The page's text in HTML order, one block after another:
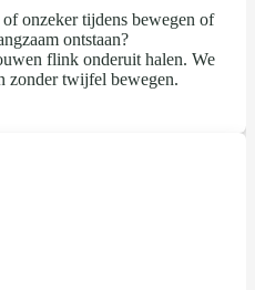
onzeker tijdens bewegen of
ontstaan?
flink onderuit halen. We
zonder twijfel bewegen.